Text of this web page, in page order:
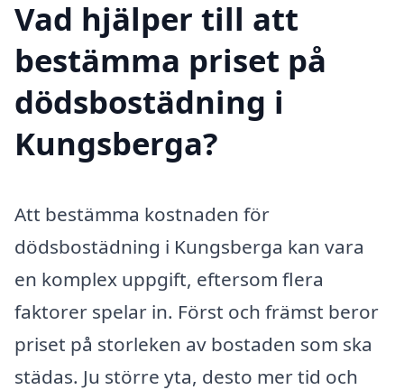
Vad hjälper till att
bestämma priset på
dödsbostädning i
Kungsberga?
Att bestämma kostnaden för
dödsbostädning i Kungsberga kan vara
en komplex uppgift, eftersom flera
faktorer spelar in. Först och främst beror
priset på storleken av bostaden som ska
städas. Ju större yta, desto mer tid och